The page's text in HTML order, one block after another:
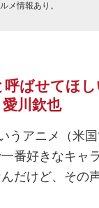
メ情報あり。
ばせてほ
川欽也
うアニメ（米
番好きなキャ
だけど、その